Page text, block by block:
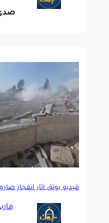
فيديو يوثّق آثار انفجار
مارس